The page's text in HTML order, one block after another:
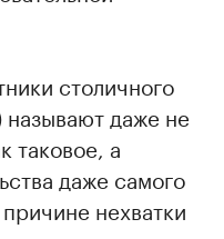
столичного
даже не
таковое, а
даже самого
нехватки